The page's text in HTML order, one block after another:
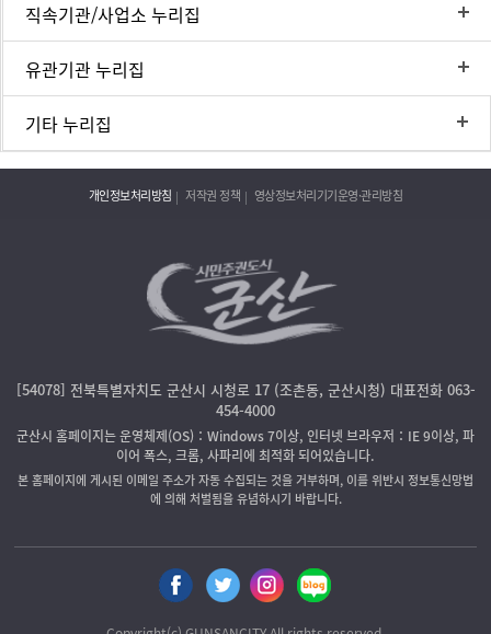
직속기관/사업소 누리집
유관기관 누리집
기타 누리집
개인정보처리방침 저작권 정책 영상정보처리기기운영·관리방침
[54078] 전북특별자치도 군산시 시청로 17 (조촌동, 군산시청) 대표전화 063-
454-4000
군산시 홈페이지는 운영체제(OS)：Windows 7이상, 인터넷 브라우저：IE 9이상, 파
이어 폭스, 크롬, 사파리에 최적화 되어있습니다.
본 홈페이지에 게시된 이메일 주소가 자동 수집되는 것을 거부하며, 이를 위반시 정보통신망법
에 의해 처벌됨을 유념하시기 바랍니다.